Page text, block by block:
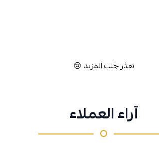
تعذر جلب المزيد 😢
آراء العملاء